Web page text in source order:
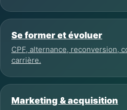
Se former et évoluer
CPF, alternance, reconversion,
carrière.
Marketing & acquisition